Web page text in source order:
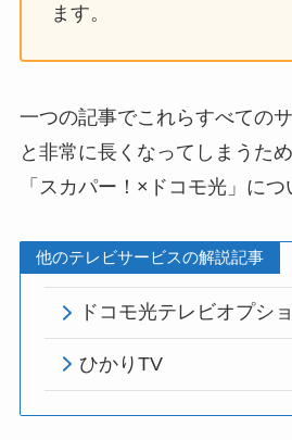
ます。
一つの記事でこれらすべての
と非常に長くなってしまうた
「スカパー！×ドコモ光」につ
他のテレビサービスの解説記事
ドコモ光テレビオプシ
ひかりTV